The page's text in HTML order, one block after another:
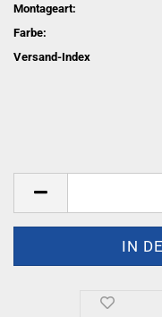
Montageart:
Farbe:
Versand-Index